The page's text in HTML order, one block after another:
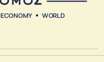
ECONOMY WORLD